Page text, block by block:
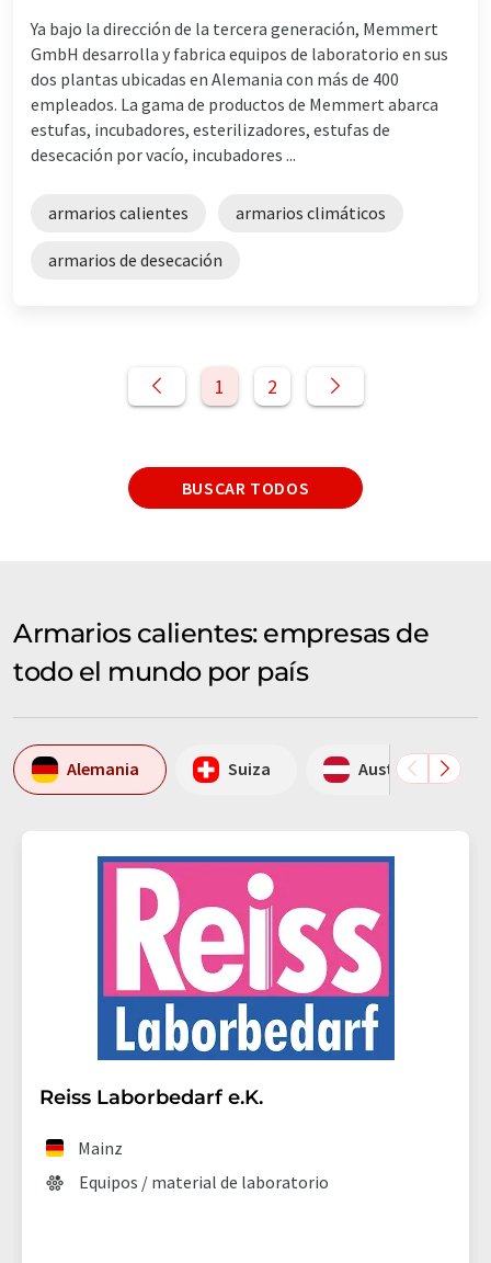
Ya bajo la dirección de la tercera generación, Memmert
GmbH desarrolla y fabrica equipos de laboratorio en sus
dos plantas ubicadas en Alemania con más de 400
empleados. La gama de productos de Memmert abarca
estufas, incubadores, esterilizadores, estufas de
desecación por vacío, incubadores ...
armarios calientes armarios climáticos
armarios de desecación
1 2
BUSCAR TODOS
Armarios calientes: empresas de
todo el mundo por país
Alemania Suiza Austria
Reiss Laborbedarf e.K.
Mainz
Equipos / material de laboratorio